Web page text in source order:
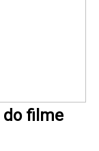
do filme